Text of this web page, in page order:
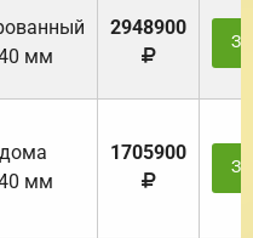
мм
2948900
мм
1705900